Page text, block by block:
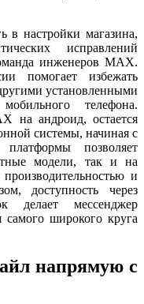
в настройки магазина,
исправлений
инженеров MAX.
помогает избежать
установленными
телефона.
на андроид, остается
системы, начиная с
позволяет
модели, так и на
и
доступность через
делает мессенджер
самого широкого круга
напрямую с